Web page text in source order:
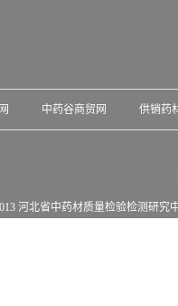
中药谷商贸网 供销药
河北省中药材质量检验检测研究